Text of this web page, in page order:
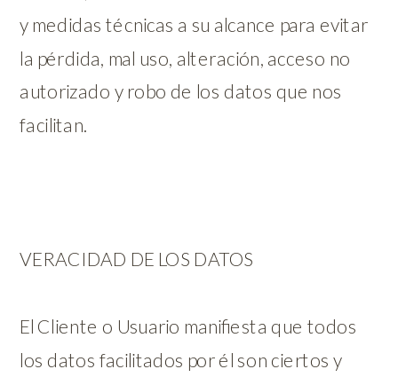
y medidas técnicas a su alcance para evitar
la pérdida, mal uso, alteración, acceso no
autorizado y robo de los datos que nos
facilitan.
VERACIDAD DE LOS DATOS
El Cliente o Usuario manifiesta que todos
los datos facilitados por él son ciertos y